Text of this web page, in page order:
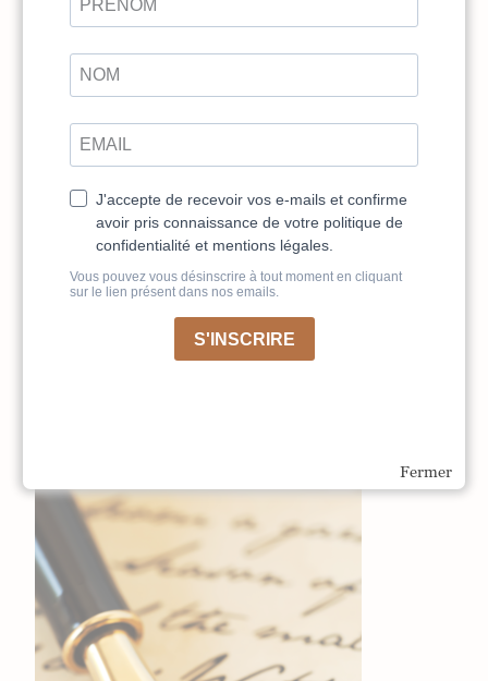
Atelier d’écriture : décrivez une scène en vous ancrant dans des
pourraient considérer comme étant des détails – dans votre
écrit, renforcera l’immersion et l’authenticité.
Découvrez davantage d’ateliers d’écriture dans les magazines
La machine à écriresurmonmag.fr
c’est ouvrir un espace d’authenticité pour soi et pour le lecteur.
Alors la prochaine fois qu’une émotion vous traverse, ne la
rejetez pas. Prenez plutôt un stylo et laissez-la vous parler. Car
votre sensibilité est un don et elle a des histoires à raconter.
Fermer